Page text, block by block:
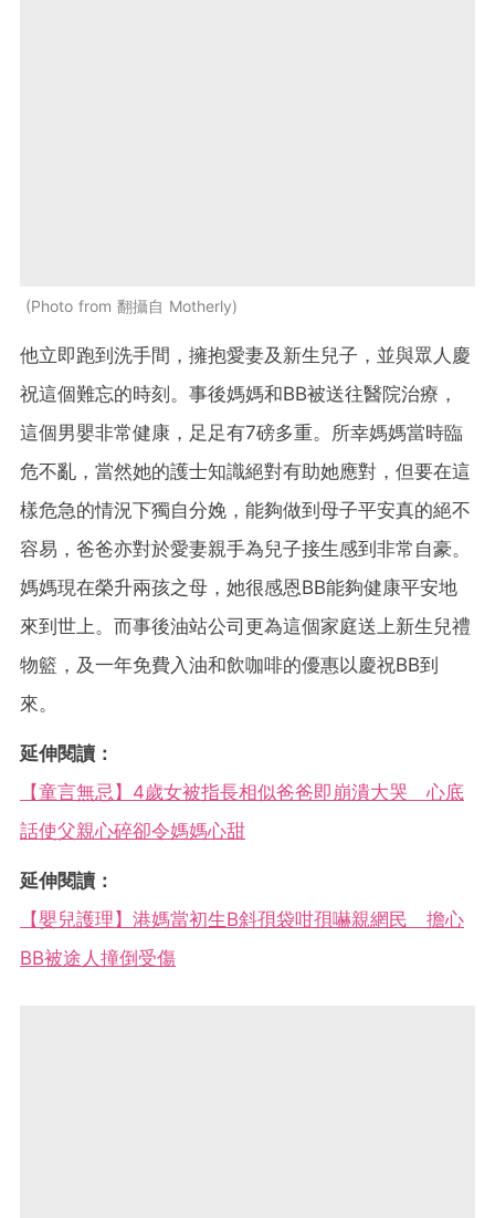
Photo from 翻攝自 Motherly
他立即跑到洗手間，擁抱愛妻及新生兒子，並與眾人慶
祝這個難忘的時刻。事後媽媽和BB被送往醫院治療，
這個男嬰非常健康，足足有7磅多重。所幸媽媽當時臨
危不亂，當然她的護士知識絕對有助她應對，但要在這
樣危急的情況下獨自分娩，能夠做到母子平安真的絕不
容易，爸爸亦對於愛妻親手為兒子接生感到非常自豪。
媽媽現在榮升兩孩之母，她很感恩BB能夠健康平安地
來到世上。而事後油站公司更為這個家庭送上新生兒禮
物籃，及一年免費入油和飲咖啡的優惠以慶祝BB到
來。
延伸閱讀：
【童言無忌】4歲女被指長相似爸爸即崩潰大哭 心底
話使父親心碎卻令媽媽心甜
延伸閱讀：
【嬰兒護理】港媽當初生B斜孭袋咁孭嚇親網民 擔心
BB被途人撞倒受傷